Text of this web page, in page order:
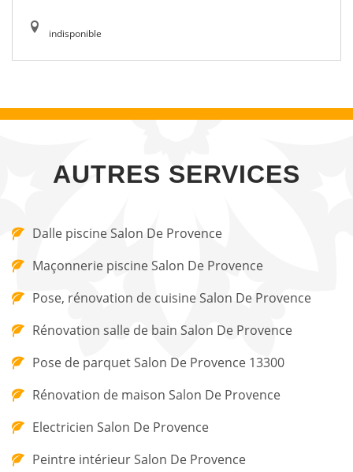
indisponible
AUTRES SERVICES
Dalle piscine Salon De Provence
Maçonnerie piscine Salon De Provence
Pose, rénovation de cuisine Salon De Provence
Rénovation salle de bain Salon De Provence
Pose de parquet Salon De Provence 13300
Rénovation de maison Salon De Provence
Electricien Salon De Provence
Peintre intérieur Salon De Provence